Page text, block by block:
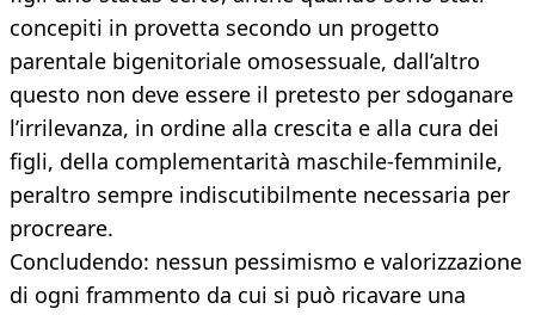
concepiti in provetta secondo un progetto
parentale bigenitoriale omosessuale, dall’altro
questo non deve essere il pretesto per sdoganare
l’irrilevanza, in ordine alla crescita e alla cura dei
figli, della complementarità maschile-femminile,
peraltro sempre indiscutibilmente necessaria per
procreare.
Concludendo: nessun pessimismo e valorizzazione
di ogni frammento da cui si può ricavare una